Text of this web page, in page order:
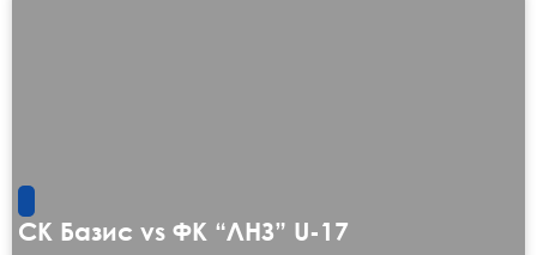
СК Базис vs ФК “ЛНЗ” U-17